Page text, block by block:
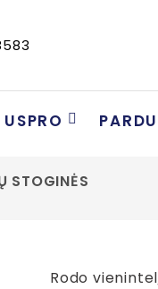
STOGINĖS
Rodo